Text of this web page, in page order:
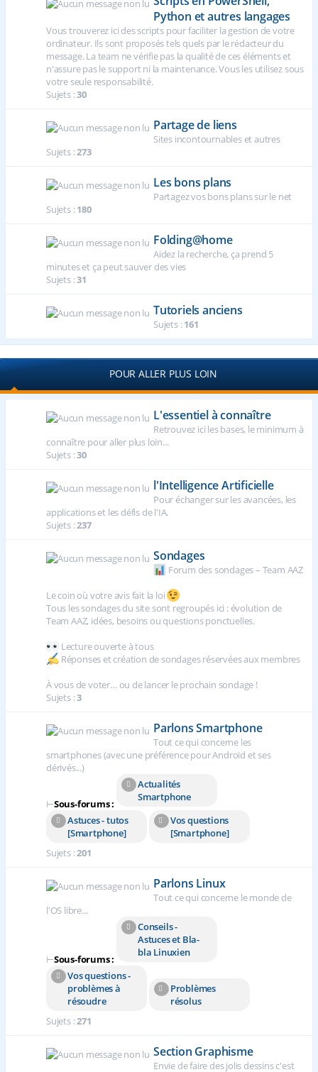
Python et autres langages
Vous trouverez ici des scripts pour faciliter la gestion de votre
ordinateur. Ils sont proposés tels quels par le rédacteur du
message. La team ne vérifie pas la qualité de ces éléments et
n'assure pas le support ni la maintenance. Vous les utilisez sous
votre seule responsabilité.
Sujets :30
Partage de liens
Sites incontournables et autres
Sujets :273
Les bons plans
Partagez vos bons plans sur le net
Sujets :180
Folding@home
Aidez la recherche, ça prend 5
minutes et ça peut sauver des vies
Sujets :31
Tutoriels anciens
Sujets :161
POUR ALLER PLUS LOIN
L'essentiel à connaître
Retrouvez ici les bases, le minimum à
connaître pour aller plus loin...
Sujets :30
l'Intelligence Artificielle
Pour échanger sur les avancées, les
applications et les défis de l'IA.
Sujets :237
Sondages
Forum des sondages – Team AAZ
Le coin où votre avis fait la loi
Tous les sondages du site sont regroupés ici : évolution de
Team AAZ, idées, besoins ou questions ponctuelles.
Lecture ouverte à tous
Réponses et création de sondages réservées aux membres
À vous de voter… ou de lancer le prochain sondage !
Sujets :3
Parlons Smartphone
Tout ce qui concerne les
smartphones (avec une préférence pour Android et ses
dérivés...)
⊢Sous-forums :
Actualités
Smartphone
Astuces - tutos
[Smartphone]
Vos questions
[Smartphone]
Sujets :201
Parlons Linux
Tout ce qui concerne le monde de
l'OS libre...
⊢Sous-forums :
Conseils -
Astuces et Bla-
bla Linuxien
Vos questions -
problèmes à
résoudre
Problèmes
résolus
Sujets :271
Section Graphisme
Envie de faire des jolis dessins c'est